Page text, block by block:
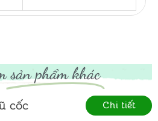
sản phẩm khác
cốc Chi tiết